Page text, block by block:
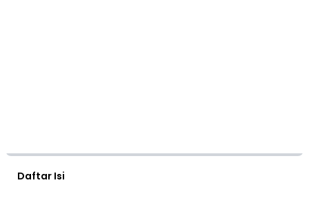
Daftar Isi